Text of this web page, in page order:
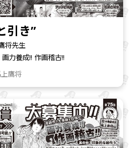
引き”
将先生
力養成!! 作画稽古!!
鷹将